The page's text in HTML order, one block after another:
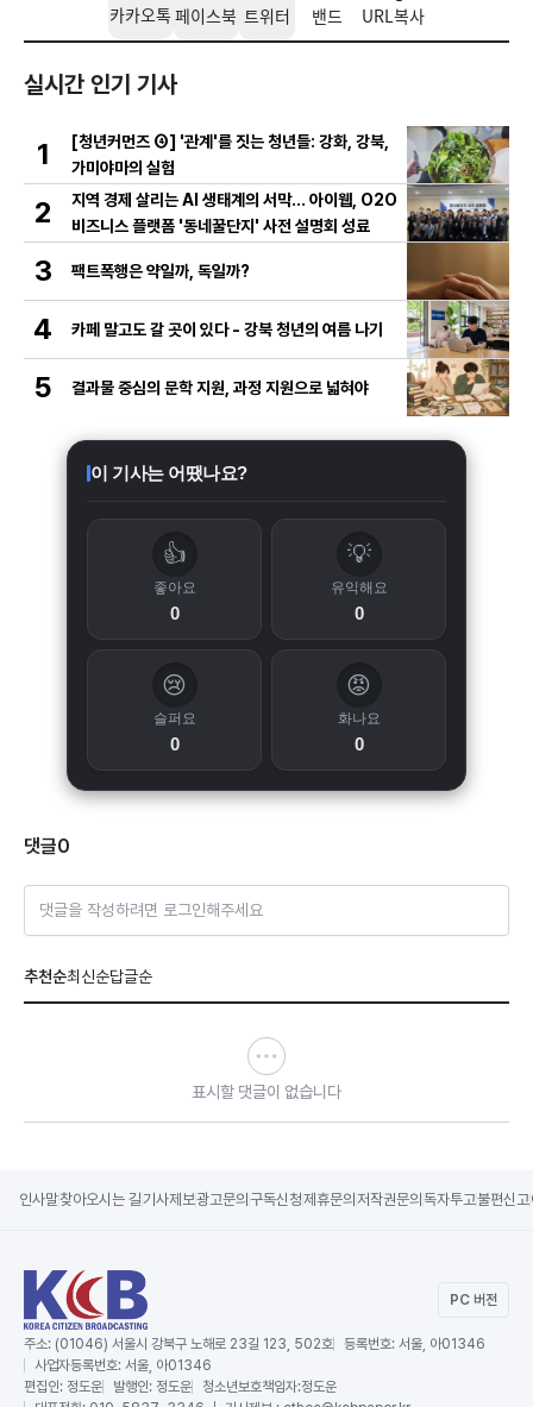
카카오톡 페이스북 트위터 밴드 URL복사
실시간 인기 기사
1
[청년커먼즈 ④] '관계'를 짓는 청년들: 강화, 강북,
가미야마의 실험
2
지역 경제 살리는 AI 생태계의 서막... 아이웹, O2O
비즈니스 플랫폼 '동네꿀단지' 사전 설명회 성료
3 팩트폭행은 약일까, 독일까?
4 카페 말고도 갈 곳이 있다 - 강북 청년의 여름 나기
5 결과물 중심의 문학 지원, 과정 지원으로 넓혀야
이 기사는 어땠나요?
👍
좋아요
0
💡
유익해요
0
😢
슬퍼요
0
😡
화나요
0
댓글0
댓글을 작성하려면 로그인해주세요
추천순최신순답글순
표시할 댓글이 없습니다
인사말찾아오시는 길기사제보광고문의 구독신청제휴문의 저작권문의 독자투고불편신고
PC 버전
주소: (01046) 서울시 강북구 노해로 23길 123, 502호 등록번호: 서울, 아01346
사업자등록번호: 서울, 아01346
편집인: 정도운 발행인: 정도운 청소년보호책임자:정도운